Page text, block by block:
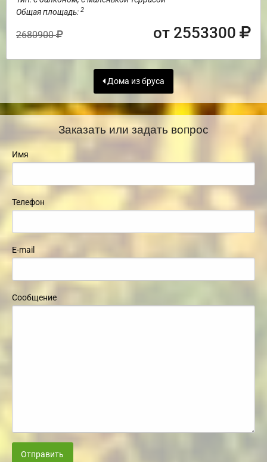
Общая площадь: 2
2680900 от 2553300
Дома из бруса
Заказать или задать вопрос
Имя
Телефон
E-mail
Сообщение
Отправить